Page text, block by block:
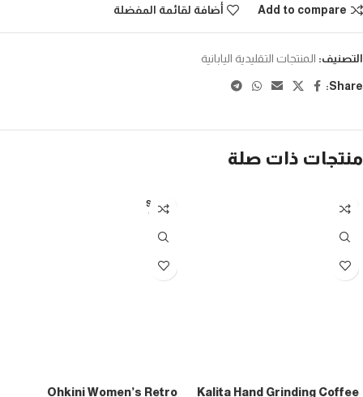
Add to compare أضافة لقائمة المفضلة
التصنيف: المنتجات التقليدية اليابانية
Share:
منتجات ذات صلة
Kalita Hand Grinding Coffee
SOLD
OUT
Ohkini Women’s Retro